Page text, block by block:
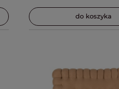
do koszyka